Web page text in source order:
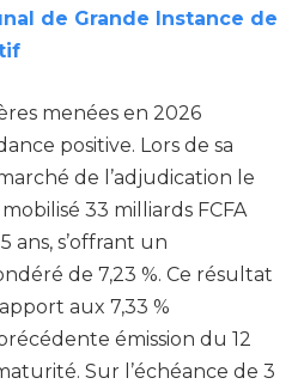
de Grande Instance de
menées en 2026
positive. Lors de sa
de l’adjudication le
33 milliards FCFA
ans, s’offrant un
de 7,23 %. Ce résultat
aux 7,33 %
émission du 12
Sur l’échéance de 3